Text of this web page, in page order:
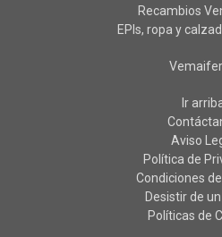
Recambios
EPIs, ropa y
Ir
Aviso
Política de
Condiciones
Desistir de
Políticas de